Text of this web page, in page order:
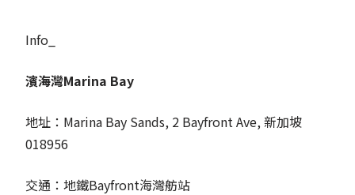
Info_
濱海灣Marina Bay
地址：Marina Bay Sands, 2 Bayfront Ave, 新加坡
018956
交通：地鐵Bayfront海灣舫站